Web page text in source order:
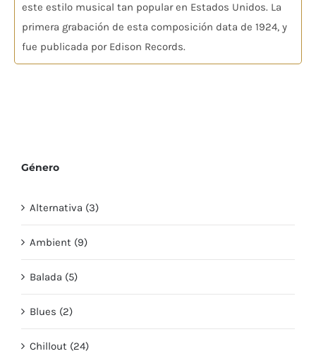
este estilo musical tan popular en Estados Unidos. La
primera grabación de esta composición data de 1924, y
fue publicada por Edison Records.
Género
Alternativa (3)
Ambient (9)
Balada (5)
Blues (2)
Chillout (24)